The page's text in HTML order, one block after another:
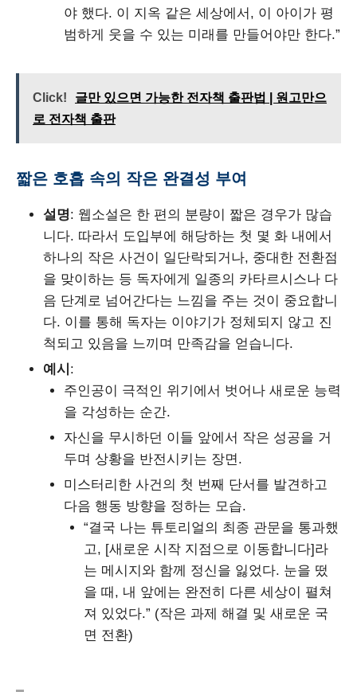
야 했다. 이 지옥 같은 세상에서, 이 아이가 평
범하게 웃을 수 있는 미래를 만들어야만 한다.”
Click!
글만 있으면 가능한 전자책 출판법 | 원고만으
로 전자책 출판
짧은 호흡 속의 작은 완결성 부여
설명: 웹소설은 한 편의 분량이 짧은 경우가 많습
니다. 따라서 도입부에 해당하는 첫 몇 화 내에서
하나의 작은 사건이 일단락되거나, 중대한 전환점
을 맞이하는 등 독자에게 일종의 카타르시스나 다
음 단계로 넘어간다는 느낌을 주는 것이 중요합니
다. 이를 통해 독자는 이야기가 정체되지 않고 진
척되고 있음을 느끼며 만족감을 얻습니다.
예시 :
주인공이 극적인 위기에서 벗어나 새로운 능력
을 각성하는 순간.
자신을 무시하던 이들 앞에서 작은 성공을 거
두며 상황을 반전시키는 장면.
미스터리한 사건의 첫 번째 단서를 발견하고
다음 행동 방향을 정하는 모습.
“결국 나는 튜토리얼의 최종 관문을 통과했
고, [새로운 시작 지점으로 이동합니다]라
는 메시지와 함께 정신을 잃었다. 눈을 떴
을 때, 내 앞에는 완전히 다른 세상이 펼쳐
져 있었다.” (작은 과제 해결 및 새로운 국
면 전환)